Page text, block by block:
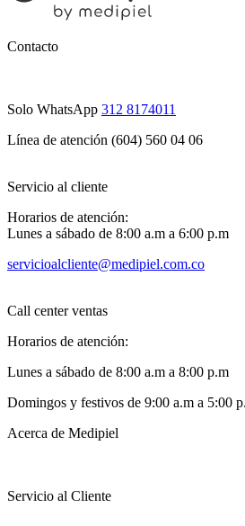
Contacto
Solo WhatsApp 312 8174011
Línea de atención (604) 560 04 06
Servicio al cliente
Horarios de atención:
Lunes a sábado de 8:00 a.m a 6:00 p.m
servicioalcliente@medipiel.com.co
Call center ventas
Horarios de atención:
Lunes a sábado de 8:00 a.m a 8:00 p.m
Domingos y festivos de 9:00 a.m a 5:00
Acerca de Medipiel
Servicio al Cliente